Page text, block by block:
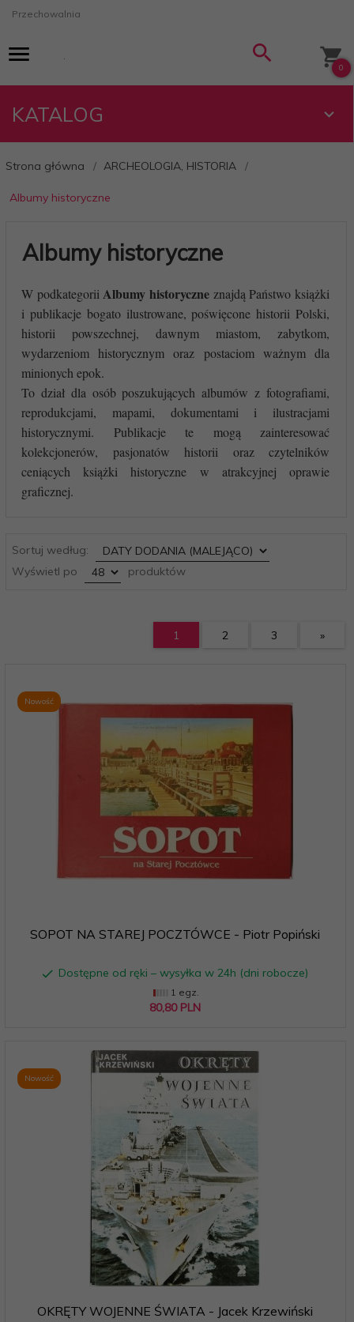
Przechowalnia
0
KATALOG
Strona główna ARCHEOLOGIA, HISTORIA
Albumy historyczne
Albumy historyczne
W podkategorii Albumy historyczne znajdą Państwo książki
i publikacje bogato ilustrowane, poświęcone historii Polski,
historii powszechnej, dawnym miastom, zabytkom,
wydarzeniom historycznym oraz postaciom ważnym dla
minionych epok.
To dział dla osób poszukujących albumów z fotografiami,
reprodukcjami, mapami, dokumentami i ilustracjami
historycznymi. Publikacje te mogą zainteresować
kolekcjonerów, pasjonatów historii oraz czytelników
ceniących książki historyczne w atrakcyjnej oprawie
graficznej.
Sortuj według:
sort
Wyświetl po
pop produktów
1 2 3 »
Nowość
SOPOT NA STAREJ POCZTÓWCE - Piotr Popiński
Dostępne od ręki – wysyłka w 24h (dni robocze)
1 egz.
80,80 PLN
Nowość
OKRĘTY WOJENNE ŚWIATA - Jacek Krzewiński